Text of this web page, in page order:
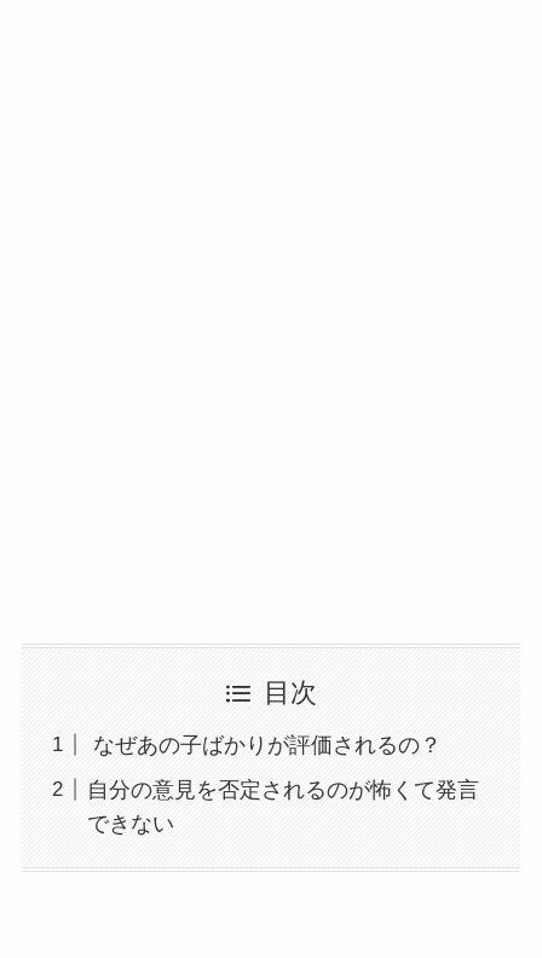
目次
なぜあの子ばかりが評価されるの？
自分の意見を否定されるのが怖くて発言
できない